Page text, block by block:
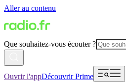
Aller au contenu
Que souhaitez-vous écouter ?
Ouvrir l'appDécouvrir Prime